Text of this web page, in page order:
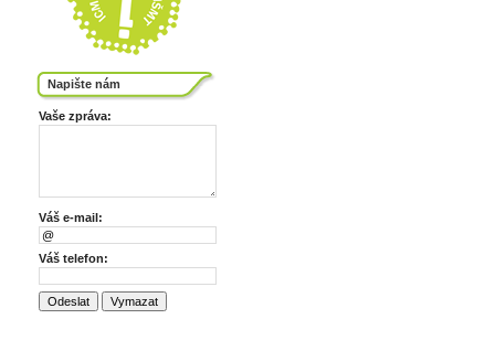
Napište nám
Vaše zpráva:
Váš e-mail:
Váš telefon: